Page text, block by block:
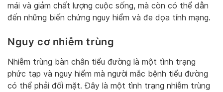
mái và giảm chất lượng cuộc sống, mà còn có thể dẫn
đến những biến chứng nguy hiểm và đe dọa tính mạng.
Nguy cơ nhiễm trùng
Nhiễm trùng bàn chân tiểu đường là một tình trạng
phức tạp và nguy hiểm mà người mắc bệnh tiểu đường
có thể phải đối mặt. Đây là một tình trạng nhiễm trùng